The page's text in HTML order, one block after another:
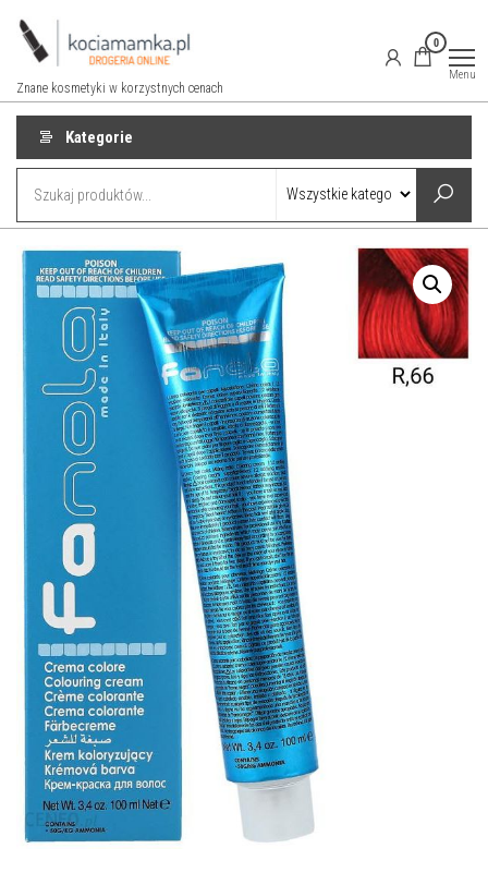
Przejdź
Znane kosmetyki w korzystnych cenach
0
Menu
Kategorie